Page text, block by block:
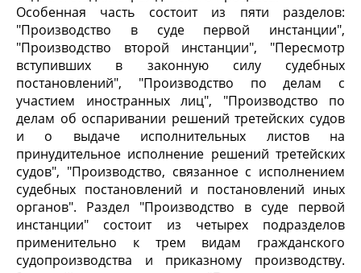
Особенная часть состоит из пяти разделов:
"Производство в суде первой инстанции",
"Производство второй инстанции", "Пересмотр
вступивших в законную силу судебных
постановлений", "Производство по делам с
участием иностранных лиц", "Производство по
делам об оспаривании решений третейских судов
и о выдаче исполнительных листов на
принудительное исполнение решений третейских
судов", "Производство, связанное с исполнением
судебных постановлений и постановлений иных
органов". Раздел "Производство в суде первой
инстанции" состоит из четырех подразделов
применительно к трем видам гражданского
судопроизводства и приказному производству.